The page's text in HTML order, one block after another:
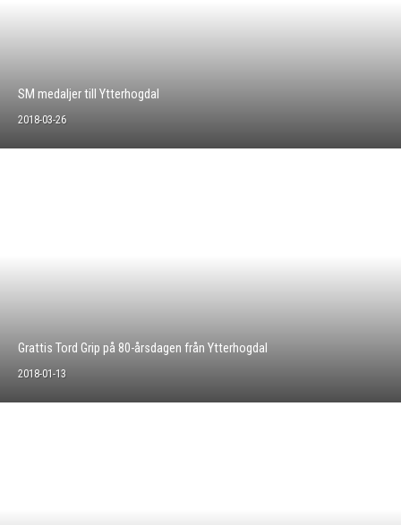
SM medaljer till Ytterhogdal
2018-03-26
Grattis Tord Grip på 80-årsdagen från Ytterhogdal
2018-01-13